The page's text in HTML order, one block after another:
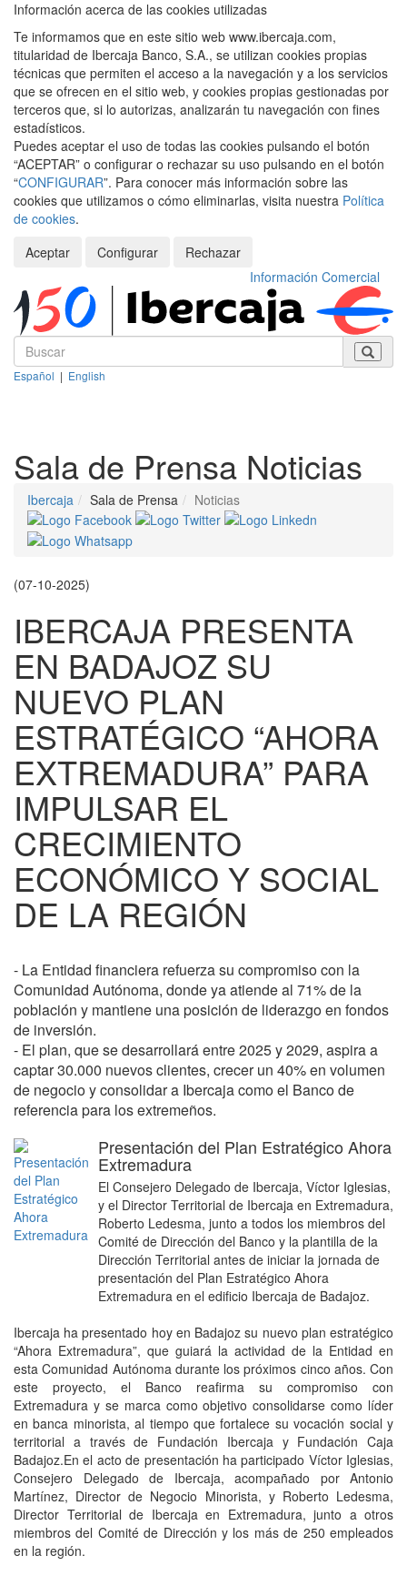
Información acerca de las cookies utilizadas
Te informamos que en este sitio web www.ibercaja.com,
titularidad de Ibercaja Banco, S.A., se utilizan cookies propias
técnicas que permiten el acceso a la navegación y a los servicios
que se ofrecen en el sitio web, y cookies propias gestionadas por
terceros que, si lo autorizas, analizarán tu navegación con fines
estadísticos.
Puedes aceptar el uso de todas las cookies pulsando el botón
“ACEPTAR” o configurar o rechazar su uso pulsando en el botón
“CONFIGURAR”. Para conocer más información sobre las
cookies que utilizamos o cómo eliminarlas, visita nuestra Política
de cookies.
Aceptar
Configurar
Rechazar
Información Comercial
Español | English
Sala de Prensa Noticias
Ibercaja Sala de Prensa Noticias
(07-10-2025)
IBERCAJA PRESENTA
EN BADAJOZ SU
NUEVO PLAN
ESTRATÉGICO “AHORA
EXTREMADURA” PARA
IMPULSAR EL
CRECIMIENTO
ECONÓMICO Y SOCIAL
DE LA REGIÓN
- La Entidad financiera refuerza su compromiso con la
Comunidad Autónoma, donde ya atiende al 71% de la
población y mantiene una posición de liderazgo en fondos
de inversión.
- El plan, que se desarrollará entre 2025 y 2029, aspira a
captar 30.000 nuevos clientes, crecer un 40% en volumen
de negocio y consolidar a Ibercaja como el Banco de
referencia para los extremeños.
Presentación del Plan Estratégico Ahora
Extremadura
El Consejero Delegado de Ibercaja, Víctor Iglesias,
y el Director Territorial de Ibercaja en Extremadura,
Roberto Ledesma, junto a todos los miembros del
Comité de Dirección del Banco y la plantilla de la
Dirección Territorial antes de iniciar la jornada de
presentación del Plan Estratégico Ahora
Extremadura en el edificio Ibercaja de Badajoz.
Ibercaja ha presentado hoy en Badajoz su nuevo plan estratégico
“Ahora Extremadura”, que guiará la actividad de la Entidad en
esta Comunidad Autónoma durante los próximos cinco años. Con
este proyecto, el Banco reafirma su compromiso con
Extremadura y se marca como objetivo consolidarse como líder
en banca minorista, al tiempo que fortalece su vocación social y
territorial a través de Fundación Ibercaja y Fundación Caja
Badajoz.En el acto de presentación ha participado Víctor Iglesias,
Consejero Delegado de Ibercaja, acompañado por Antonio
Martínez, Director de Negocio Minorista, y Roberto Ledesma,
Director Territorial de Ibercaja en Extremadura, junto a otros
miembros del Comité de Dirección y los más de 250 empleados
en la región.